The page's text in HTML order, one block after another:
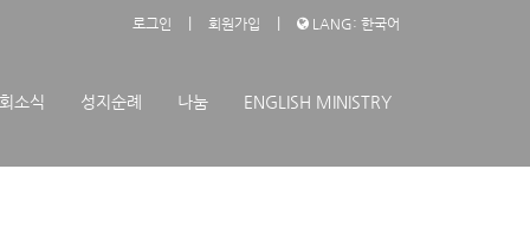
로그인 회원가입 LANG: 한국어
소식 성지순례 나눔 ENGLISH MINISTRY